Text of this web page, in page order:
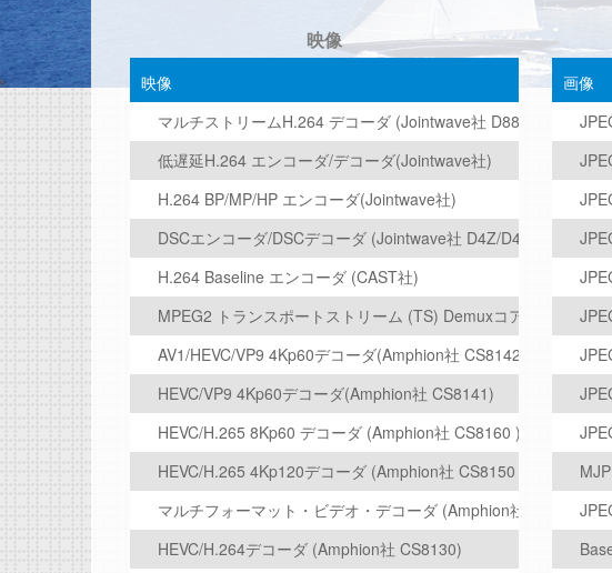
映像
映像
マルチストリームH.264 デコーダ (Jointwave社 D880-6CH)
低遅延H.264 エンコーダ/デコーダ(Jointwave社)
H.264 BP/MP/HP エンコーダ(Jointwave社)
DSCエンコーダ/DSCデコーダ (Jointwave社 D4Z/D4X)
H.264 Baseline エンコーダ (CAST社)
MPEG2 トランスポートストリーム (TS) Demuxコア (CAST社)
AV1/HEVC/VP9 4Kp60デコーダ(Amphion社 CS8142)
HEVC/VP9 4Kp60デコーダ(Amphion社 CS8141)
HEVC/H.265 8Kp60 デコーダ (Amphion社 CS8160 )
HEVC/H.265 4Kp120デコーダ (Amphion社 CS8150 )
マルチフォーマット・ビデオ・デコーダ (Amphion社 CS8140)
HEVC/H.264デコーダ (Amphion社 CS8130)
画像